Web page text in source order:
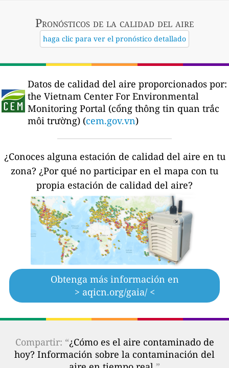
Pronósticos de la calidad del aire
haga clic para ver el pronóstico detallado
Datos de calidad del aire proporcionados por:
the Vietnam Center For Environmental
Monitoring Portal (cổng thông tin quan trắc
môi trường) (cem.gov.vn)
¿Conoces alguna estación de calidad del aire en tu
zona? ¿Por qué no participar en el mapa con tu
propia estación de calidad del aire?
Obtenga más información en
> aqicn.org/gaia/ <
Compartir: “¿Cómo es el aire contaminado de
hoy? Información sobre la contaminación del